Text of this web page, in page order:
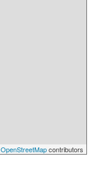
OpenStreetMapcontributors